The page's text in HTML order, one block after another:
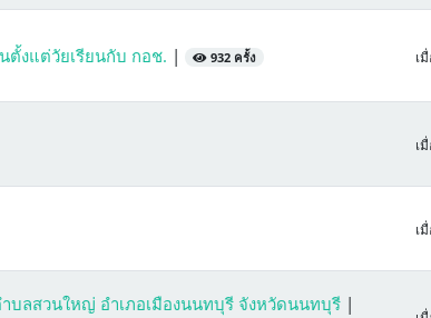
ตั้งแต่วัยเรียนกับ กอช. | 932 ครั้ง เ
เ
เ
บลสวนใหญ่ อำเภอเมืองนนทบุรี จังหวัดนนทบุรี |